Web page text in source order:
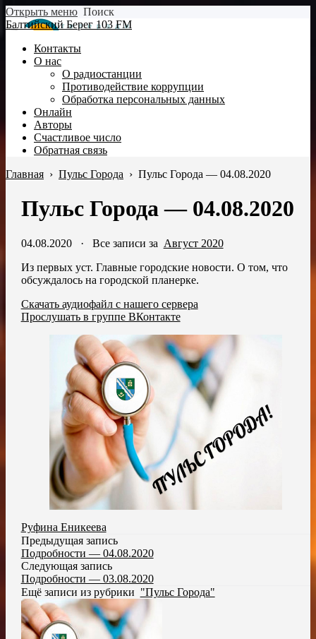
Открыть меню Поиск
Балтийский Берег 103 FM
Контакты
О нас
О радиостанции
Противодействие коррупции
Обработка персональных данных
Онлайн
Авторы
Счастливое число
Обратная связь
Главная › Пульс Города › Пульс Города — 04.08.2020
Пульс Города — 04.08.2020
04.08.2020· Все записи за Август 2020
Из первых уст. Главные городские новости. О том, что
обсуждалось на городской планерке.
Скачать аудиофайл с нашего сервера
Прослушать в группе ВКонтакте
Руфина Еникеева
Предыдущая запись
Подробности — 04.08.2020
Следующая запись
Подробности — 03.08.2020
Ещё записи из рубрики "Пульс Города"